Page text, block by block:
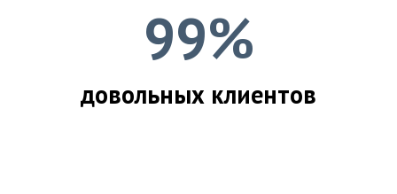
99%
довольных клиентов